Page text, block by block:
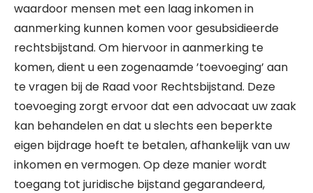
waardoor mensen met een laag inkomen in
aanmerking kunnen komen voor gesubsidieerde
rechtsbijstand. Om hiervoor in aanmerking te
komen, dient u een zogenaamde ’toevoeging’ aan
te vragen bij de Raad voor Rechtsbijstand. Deze
toevoeging zorgt ervoor dat een advocaat uw zaak
kan behandelen en dat u slechts een beperkte
eigen bijdrage hoeft te betalen, afhankelijk van uw
inkomen en vermogen. Op deze manier wordt
toegang tot juridische bijstand gegarandeerd,